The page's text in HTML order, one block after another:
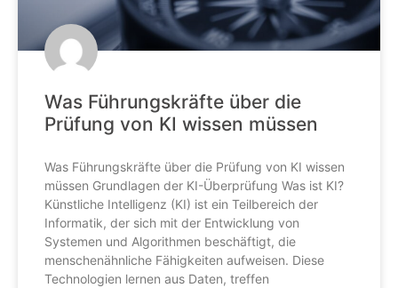
Was Führungskräfte über die
Prüfung von KI wissen müssen
Was Führungskräfte über die Prüfung von KI wissen
müssen Grundlagen der KI-Überprüfung Was ist KI?
Künstliche Intelligenz (KI) ist ein Teilbereich der
Informatik, der sich mit der Entwicklung von
Systemen und Algorithmen beschäftigt, die
menschenähnliche Fähigkeiten aufweisen. Diese
Technologien lernen aus Daten, treffen